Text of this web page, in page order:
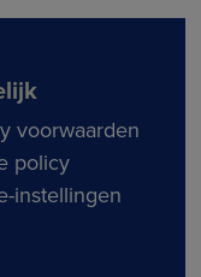
voorwaarden
policy
instellingen